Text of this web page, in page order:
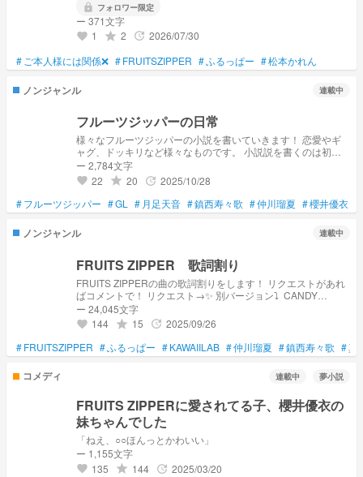
lock フォロワー限定
ー 371文字
favorite 1 grade 2 update 2026/07/30
# ご本人様には関係❌ #FRUITSZIPPER #ふるっぱー #松本かれん
ノンジャンル 連載中
フルーツジッパーの日常
様々なフルーツジッパーの小説を書いていきます！ 恋愛やギ
ャグ、ドッキリなど様々なものです。 小説説を書くのは初心
者なので下手でも許してください あと口調など合っていなか
ったらすみません リクエスト募集中！
ー 2,784文字
favorite 22 grade 20 update 2025/10/28
#フルーツジッパー #GL # 月足天音 #鎮西寿々歌 #仲川瑠夏 #櫻井優衣
ノンジャンル 連載中
FRUITS ZIPPER 歌詞割り
FRUITS ZIPPERの曲の歌詞割りをします！ リクエストがあれ
ばコメントで！ リクエスト→✨ 別バージョン⤵︎ ︎ CANDY
TUNEVer.→
https://novel.prcm.jp/novel/P3GdPZam2vXY08EZiOeO CUTIE
STREETVer.→
https://novel.prcm.jp/novel/IXay8yePs66W9ktSpN2F
ー 24,045文字
favorite 144 grade 15 update 2025/09/26
#FRUITSZIPPER #ふるっぱー #KAWAIILAB #仲川瑠夏 #鎮西寿々歌 #真
コメディ 連載中 夢小説
FRUITS ZIPPERに愛されてる子、櫻井優衣の
妹ちゃんでした
「ねえ、○○ほんっとかわいい」
ー 1,155文字
favorite 135 grade 144 update 2025/03/20